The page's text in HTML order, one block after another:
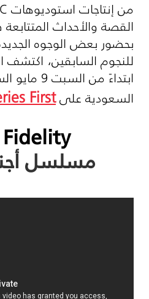
من إنتاجات استوديوهات
القصة والأحداث
بحضور بعض الوجوه
للنجوم السابقين، اكتشف
السعودية علىFirst
مسلسل